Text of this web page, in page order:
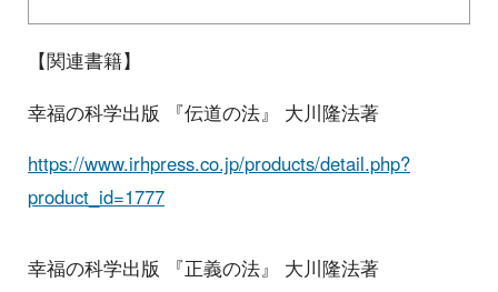
【関連書籍】
幸福の科学出版 『伝道の法』 大川隆法著
https://www.irhpress.co.jp/products/detail.php?
product_id=1777
幸福の科学出版 『正義の法』 大川隆法著